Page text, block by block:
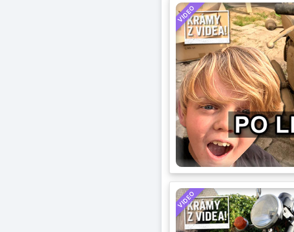
VIDEO
VIDEO